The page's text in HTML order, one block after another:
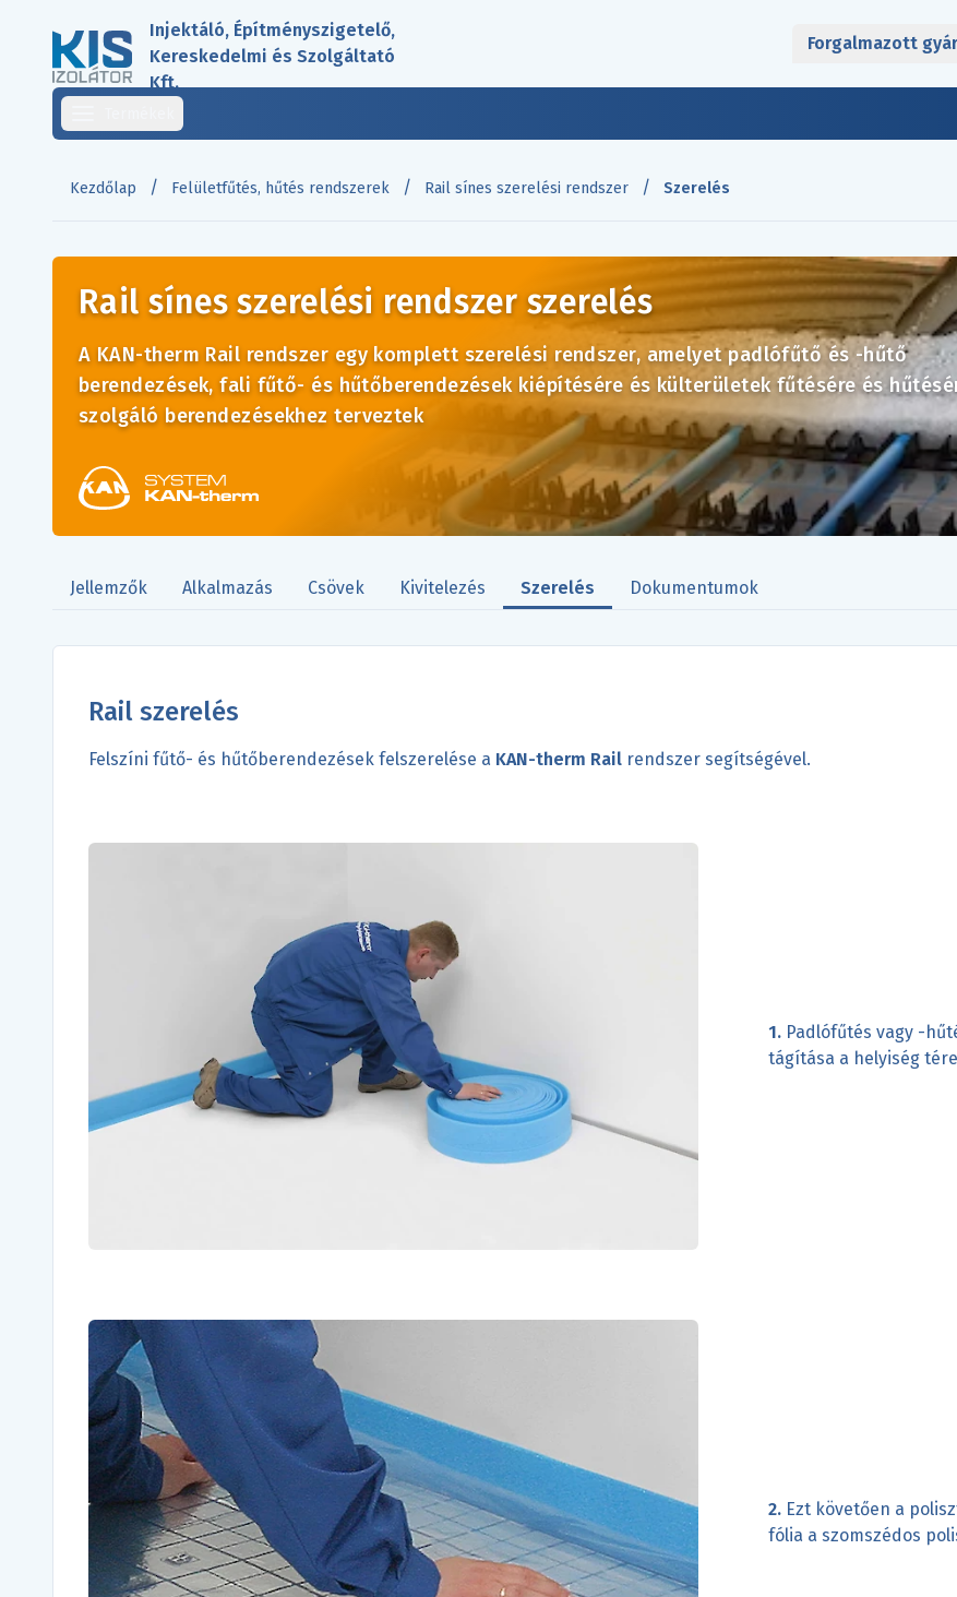
Injektáló, Építményszigetelő,
Kereskedelmi és Szolgáltató
Kft.
Forgalmazott
Kezdőlap / Felületfűtés, hűtés rendszerek / Rail sínes szerelési rendszer / Szerelés
Rail sínes szerelési rendszer szerelés
A KAN-therm Rail rendszer egy komplett szerelési rendszer, amelyet padlófűtő és -hűtő
berendezések, fali fűtő- és hűtőberendezések kiépítésére és külterületek fűtésére és
szolgáló berendezésekhez terveztek
Jellemzők Alkalmazás Csövek Kivitelezés Szerelés Dokumentumok
Rail szerelés
Felszíni fűtő- és hűtőberendezések felszerelése a KAN-therm Rail rendszer segítségével.
1. Padlófűtés vagy -
tágítása a helyiség
2. Ezt követően a
fólia a szomszédos